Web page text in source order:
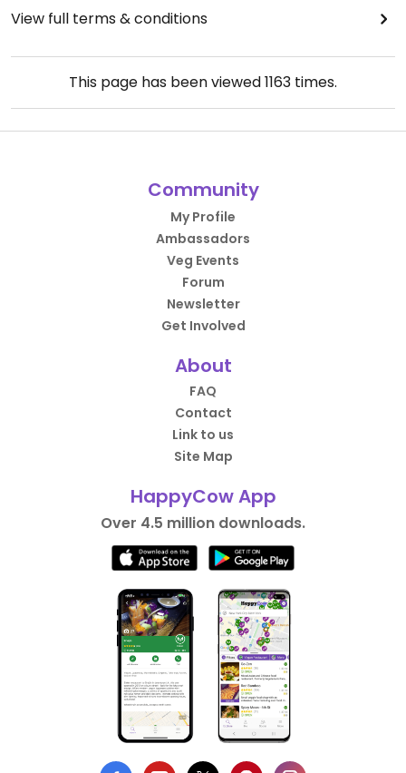
View full terms & conditions
This page has been viewed1163 times.
Community
My Profile
Ambassadors
Veg Events
Forum
Newsletter
Get Involved
About
FAQ
Contact
Link to us
Site Map
HappyCow App
Over 4.5 million downloads.